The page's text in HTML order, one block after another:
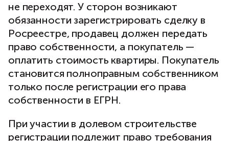
не переходят. У сторон возникают
обязанности зарегистрировать сделку в
Росреестре, продавец должен передать
право собственности, а покупатель —
оплатить стоимость квартиры. Покупатель
становится полноправным собственником
только после регистрации его права
собственности в ЕГРН.
При участии в долевом строительстве
регистрации подлежит право требования